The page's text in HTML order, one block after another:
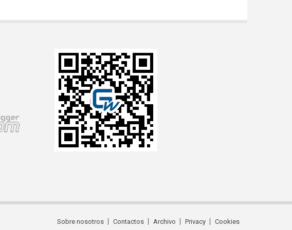
Sobre nosotros Contactos Archivo Privacy Cookies